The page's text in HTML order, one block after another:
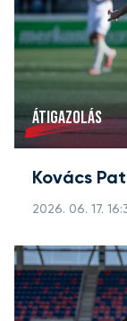
ÁTIGAZOLÁS
Kovács
2026. 06. 17.